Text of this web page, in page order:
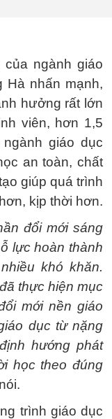
ngành giáo
Hà nhấn mạnh,
hưởng rất lớn
viên, hơn 1,5
giáo dục
an toàn, chất
giúp quá trình
kịp thời hơn.
đổi mới sáng
lực hoàn thành
khó khăn.
thực hiện mục
mới nền giáo
dục từ nặng
hướng phát
học theo đúng
trình giáo dục